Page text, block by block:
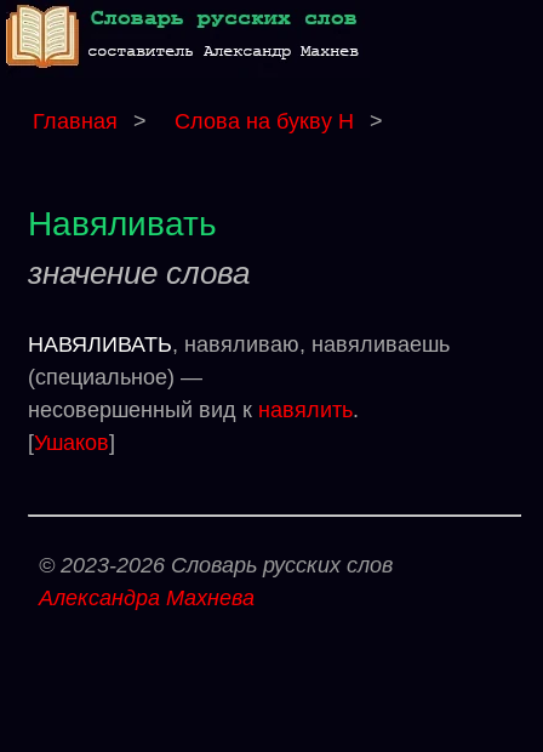
Главная > Слова на букву Н >
Навяливать
значение слова
НАВЯЛИВАТЬ, навяливаю, навяливаешь
(специальное) —
несовершенный вид к навялить.
[Ушаков]
© 2023-2026 Словарь русских слов
Александра Махнева